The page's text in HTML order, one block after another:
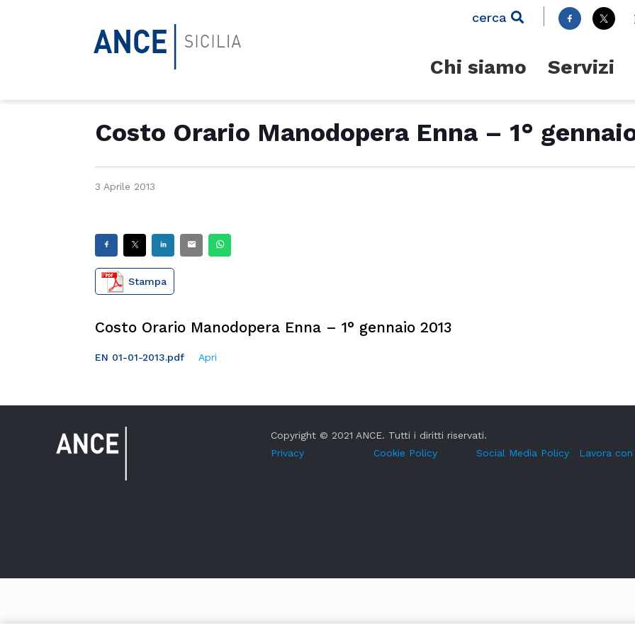
cerca
Chi siamo Servizi
Costo Orario Manodopera Enna – 1°
3 Aprile 2013
Stampa
Costo Orario Manodopera Enna – 1° gennaio 2013
EN 01-01-2013.pdf Apri
Copyright © 2021 ANCE. Tutti i diritti riservati.
Privacy
Cookie Policy Social Media Policy Lavora